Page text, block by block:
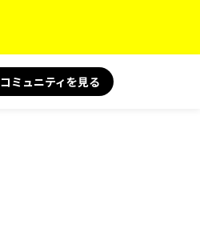
コミュニティを見る